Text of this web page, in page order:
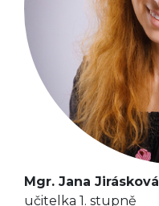
Mgr. Jana Jirásková
učitelka 1. stupně